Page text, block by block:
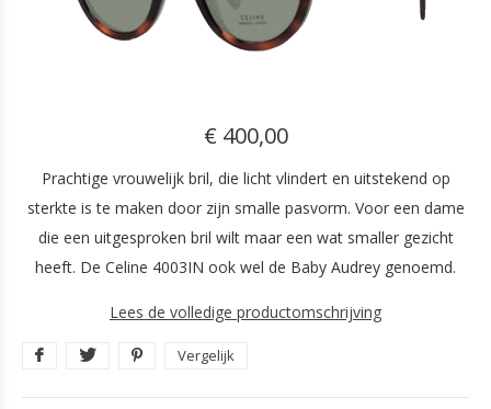
€ 400,00
Prachtige vrouwelijk bril, die licht vlindert en uitstekend op
sterkte is te maken door zijn smalle pasvorm. Voor een dame
die een uitgesproken bril wilt maar een wat smaller gezicht
heeft. De Celine 4003IN ook wel de Baby Audrey genoemd.
Lees de volledige productomschrijving
Vergelijk